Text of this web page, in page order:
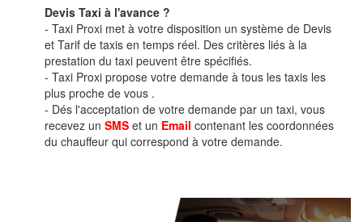
Devis Taxi à l'avance ?
- Taxi Proxi met à votre disposition un système de Devis
et Tarif de taxis en temps réel. Des critères liés à la
prestation du taxi peuvent être spécifiés.
- Taxi Proxi propose votre demande à tous les taxis les
plus proche de vous .
- Dés l'acceptation de votre demande par un taxi, vous
recevez un SMS et un Email contenant les coordonnées
du chauffeur qui correspond à votre demande.